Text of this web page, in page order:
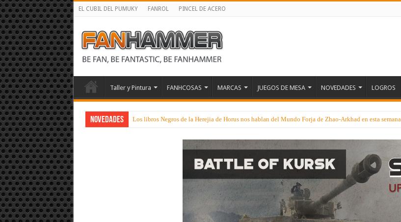
EL CUBIL DEL PUMUKY FANROL PINCEL DE ACERO
Taller y Pintura FANHCOSAS MARCAS JUEGOS DE MESA NOVEDADES LOGROS
NOVEDADES Los libros Negros de la Herejia de Horus nos hablan del Mundo Forja de Zhao-Arkhad en esta semana